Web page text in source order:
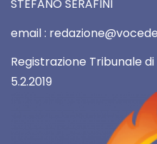
STEFANO SERAFINI
email :
Registrazione Tribunale di
5.2.2019